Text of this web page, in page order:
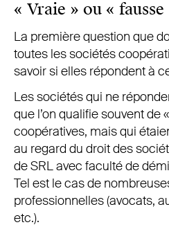
« Vraie » ou « fausse
La première question que
toutes les sociétés
savoir si elles répondent à
Les sociétés qui ne
que l’on qualifie souvent de
coopératives, mais qui
au regard du droit des
de SRL avec faculté de
Tel est le cas de
professionnelles (avocats,
etc.).